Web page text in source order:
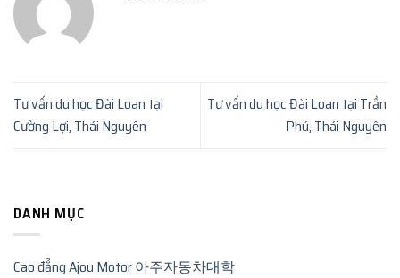
Tư vấn du học Đài Loan tại
Cường Lợi, Thái Nguyên
Tư vấn du học Đài Loan tại Trần
Phú, Thái Nguyên
DANH MỤC
Cao đẳng Ajou Motor 아주자동차대학